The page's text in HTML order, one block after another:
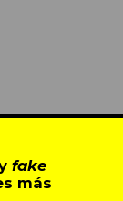
fake
más